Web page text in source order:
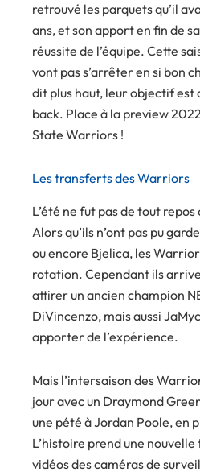
retrouvé les parquets qu’il
ans, et son apport en fin de
réussite de l’équipe. Cette
vont pas s’arrêter en si bon
dit plus haut, leur objectif
back. Place à la preview
State Warriors !
Les transferts des Warriors
L’été ne fut pas de tout
Alors qu’ils n’ont pas pu
ou encore Bjelica, les
rotation. Cependant ils
attirer un ancien champion
DiVincenzo, mais aussi
apporter de l’expérience.
Mais l’intersaison des
jour avec un Draymond
une pété à Jordan Poole, en
L’histoire prend une
vidéos des caméras de